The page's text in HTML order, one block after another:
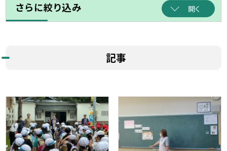
さらに絞り込み 開く
記事